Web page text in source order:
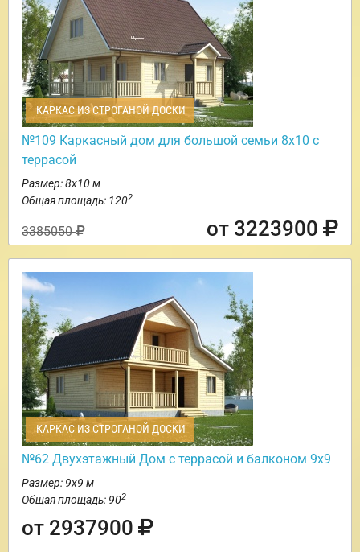
КАРКАС ИЗ СТРОГАНОЙ ДОСКИ
№109 Каркасный дом для большой семьи 8х10 с
террасой
Размер: 8х10 м
Общая площадь: 1202
3385050 от 3223900
КАРКАС ИЗ СТРОГАНОЙ ДОСКИ
№62 Двухэтажный Дом с террасой и балконом 9х9
Размер: 9х9 м
Общая площадь: 902
от 2937900